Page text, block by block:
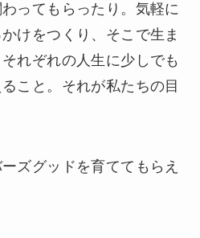
ってもらったり。気軽に
けをつくり、そこで生ま
れぞれの人生に少しでも
こと。それが私たちの目
ズグッドを育ててもらえ